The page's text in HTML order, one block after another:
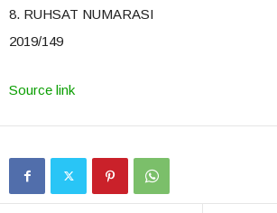
8. RUHSAT NUMARASI
2019/149
Source link